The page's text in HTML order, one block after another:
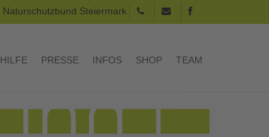
Naturschutzbund Steiermark
HILFE PRESSE INFOS SHOP TEAM